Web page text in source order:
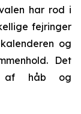
har rod i
fejringer
og
Det
af håb og